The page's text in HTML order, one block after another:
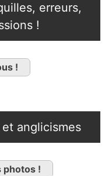
erreurs,
!
!
anglicismes
photos !